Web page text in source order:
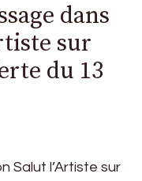
dans
sur
du 13
Salut l’Artiste sur